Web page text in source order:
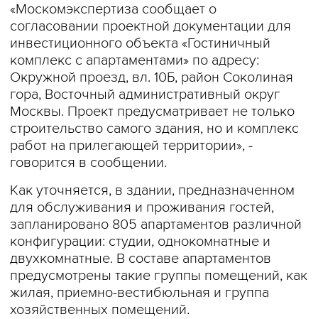
«Москомэкспертиза сообщает о
согласовании проектной документации для
инвестиционного объекта «Гостиничный
комплекс с апартаментами» по адресу:
Окружной проезд, вл. 10Б, район Соколиная
гора, Восточный административный округ
Москвы. Проект предусматривает не только
строительство самого здания, но и комплекс
работ на прилегающей территории», -
говорится в сообщении.
Как уточняется, в здании, предназначенном
для обслуживания и проживания гостей,
запланировано 805 апартаментов различной
конфигурации: студии, однокомнатные и
двухкомнатные. В составе апартаментов
предусмотрены такие группы помещений, как
жилая, приемно-вестибюльная и группа
хозяйственных помещений.